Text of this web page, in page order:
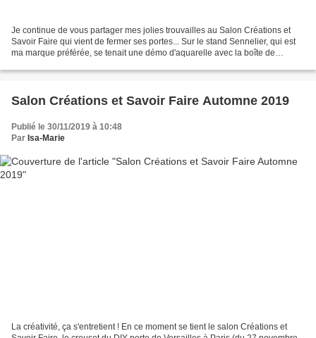
Je continue de vous partager mes jolies trouvailles au Salon Créations et
Savoir Faire qui vient de fermer ses portes... Sur le stand Sennelier, qui est
ma marque préférée, se tenait une démo d'aquarelle avec la boîte de
Salon Créations et Savoir Faire Automne 2019
Publié le 30/11/2019 à 10:48
Par Isa-Marie
La créativité, ça s'entretient ! En ce moment se tient le salon Créations et